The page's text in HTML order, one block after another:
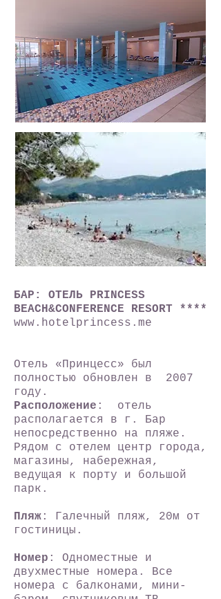
БАР: ОТЕЛЬ PRINCESS
BEACH&CONFERENCE RESORT ****
www.hotelprincess.me
Отель «Принцесс» был
полностью обновлен в 2007
году.
Расположение : отель
располагается в г. Бар
непосредственно на пляже.
Рядом с отелем центр города,
магазины, набережная,
ведущая к порту и большой
парк.
Пляж : Галечный пляж, 20м от
гостиницы.
Номер : Одноместные и
двухместные номера. Все
номера с балконами, мини-